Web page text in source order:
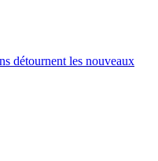
détournent les nouveaux